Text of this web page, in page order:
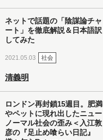
ネットで話題の「陰謀論チャ
ート」を徹底解説＆日本語訳
してみた
2021.05.03 社会
清義明
ロンドン再封鎖15週目。肥満
やペットに現れ出したニュー
ノーマル社会の歪み＜入江敦
彦の『足止め喰らい日記』